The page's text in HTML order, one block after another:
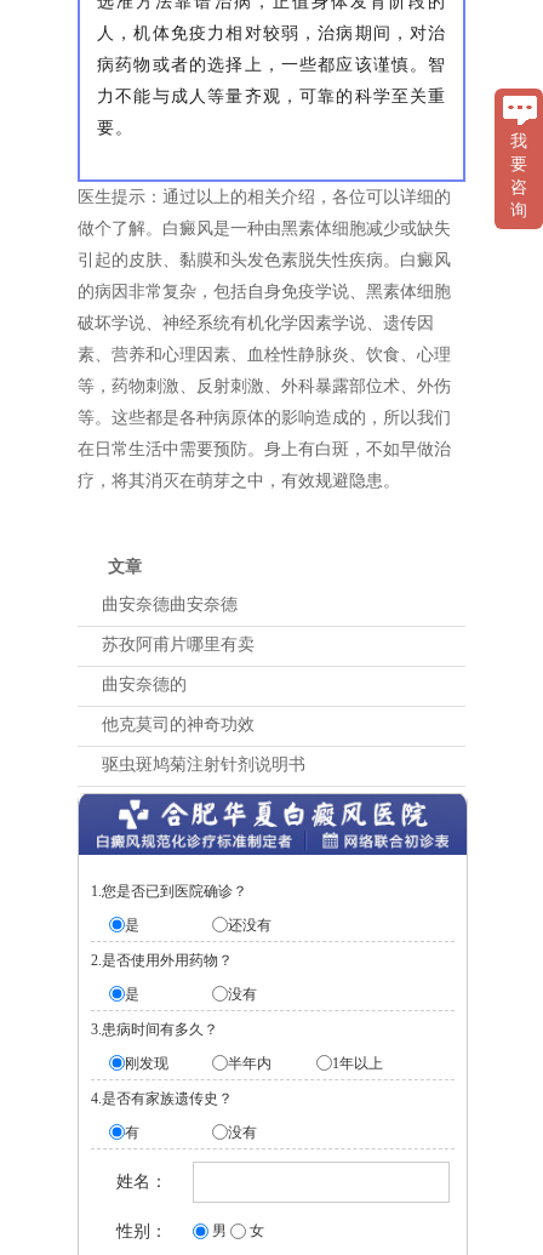
人，机体免疫力相对较弱，治病期间，对治
病药物或者的选择上，一些都应该谨慎。智
力不能与成人等量齐观，可靠的科学至关重
要。
医生提示：通过以上的相关介绍，各位可以详细的
做个了解。白癜风是一种由黑素体细胞减少或缺失
引起的皮肤、黏膜和头发色素脱失性疾病。白癜风
的病因非常复杂，包括自身免疫学说、黑素体细胞
破坏学说、神经系统有机化学因素学说、遗传因
素、营养和心理因素、血栓性静脉炎、饮食、心理
等，药物刺激、反射刺激、外科暴露部位术、外伤
等。这些都是各种病原体的影响造成的，所以我们
在日常生活中需要预防。身上有白斑，不如早做治
疗，将其消灭在萌芽之中，有效规避隐患。
文章
曲安奈德曲安奈德
苏孜阿甫片哪里有卖
曲安奈德的
他克莫司的神奇功效
驱虫斑鸠菊注射针剂说明书
1.您是否已到医院确诊？
是
还没有
2.是否使用外用药物？
是
没有
3.患病时间有多久？
刚发现
半年内 1年以上
4.是否有家族遗传史？
有
没有
姓名：
性别： 男 女
我
要
咨
询